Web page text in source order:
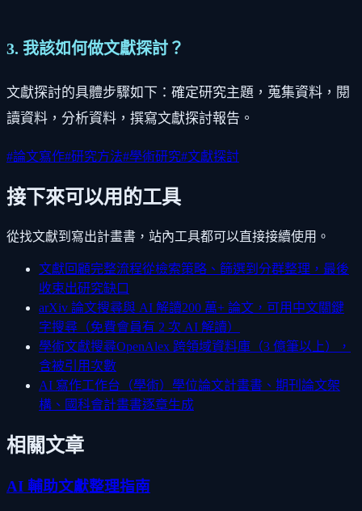
3. 我該如何做文獻探討？
文獻探討的具體步驟如下：確定研究主題，蒐集資料，閱
讀資料，分析資料，撰寫文獻探討報告。
#論文寫作#研究方法#學術研究#文獻探討
接下來可以用的工具
從找文獻到寫出計畫書，站內工具都可以直接接續使用。
文獻回顧完整流程從檢索策略、篩選到分群整理，最後
收束出研究缺口
arXiv 論文搜尋與 AI 解讀200 萬+ 論文，可用中文關鍵
字搜尋（免費會員有 2 次 AI 解讀）
學術文獻搜尋OpenAlex 跨領域資料庫（3 億筆以上），
含被引用次數
AI 寫作工作台（學術） 學位論文計畫書、期刊論文架
構、國科會計畫書逐章生成
相關文章
AI 輔助文獻整理指南